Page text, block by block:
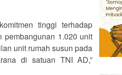
tinggi terhadap
1.020 unit
unit rumah susun pada
di satuan TNI AD,”